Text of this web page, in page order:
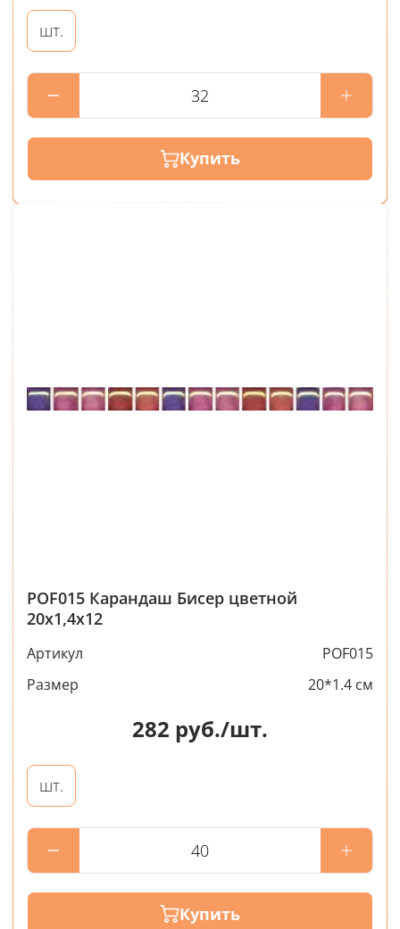
шт.
Купить
POF015 Карандаш Бисер цветной
20х1,4х12
Артикул
POF015
Размер
20*1.4 см
282 руб./шт.
шт.
Купить